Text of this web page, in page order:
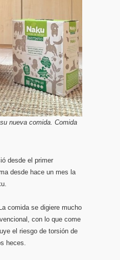
nueva comida. Comida
desde el primer
desde hace un mes la
La comida se digiere mucho
con lo que come
el riesgo de torsión de
heces.